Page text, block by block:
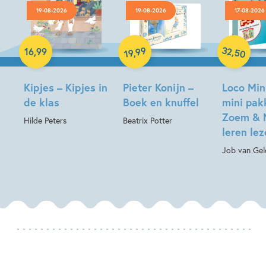
19-08-2026
Kipjes – Kipjes in
de klas
Hilde Peters
16,99
Hardcover
19-08-2026
Pieter Konijn –
Boek en knuffel
Beatrix Potter
19,99
Hardcover
17-08-2026
Loco
mini
Zoem &
leren
Job van
32,50
Paperback